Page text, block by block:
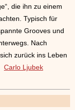
die ihn zu einem
Typisch für
Grooves und
Nach
zurück ins Leben
Carlo Ljubek